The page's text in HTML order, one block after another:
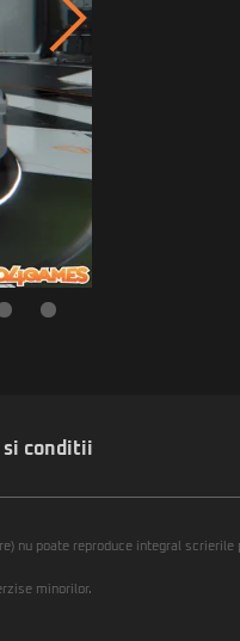
si conditii
nu poate reproduce integral scrierile
minorilor.